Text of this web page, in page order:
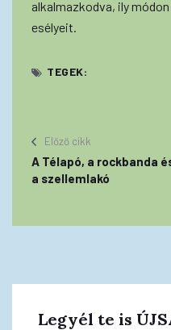
alkalmazkodva, ily
esélyeit.
TEGEK:
Előző cikk
A Télapó, a rockbanda
a szellemlakó
Legyél te is